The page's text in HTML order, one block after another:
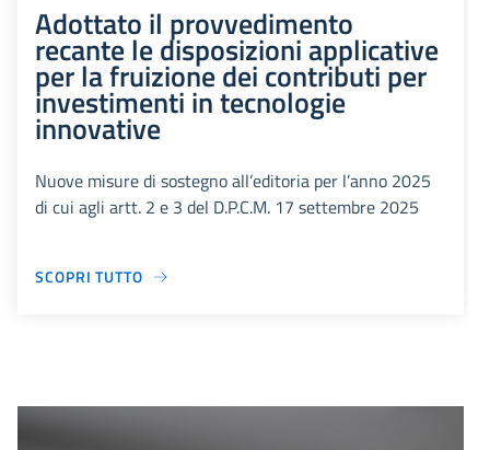
Adottato il provvedimento
recante le disposizioni applicative
per la fruizione dei contributi per
investimenti in tecnologie
innovative
Nuove misure di sostegno all’editoria per l’anno 2025
di cui agli artt. 2 e 3 del D.P.C.M. 17 settembre 2025
SCOPRI TUTTO